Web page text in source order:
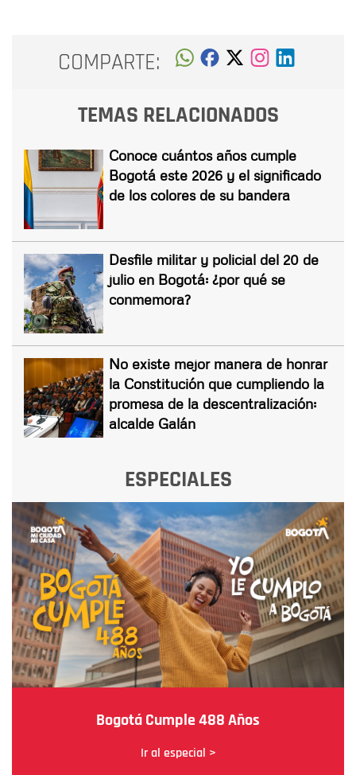
COMPARTE:
TEMAS RELACIONADOS
Conoce cuántos años cumple
Bogotá este 2026 y el significado
de los colores de su bandera
Desfile militar y policial del 20 de
julio en Bogotá: ¿por qué se
conmemora?
No existe mejor manera de honrar
la Constitución que cumpliendo la
promesa de la descentralización:
alcalde Galán
ESPECIALES
Bogotá Cumple 488 Años
Ir al especial >